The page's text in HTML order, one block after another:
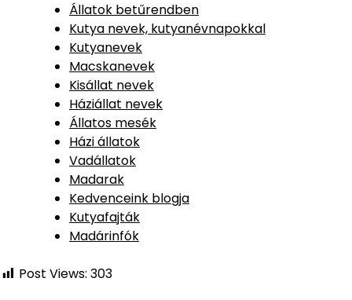
Állatok betűrendben
Kutya nevek, kutyanévnapokkal
Kutyanevek
Macskanevek
Kisállat nevek
Háziállat nevek
Állatos mesék
Házi állatok
Vadállatok
Madarak
Kedvenceink blogja
Kutyafajták
Madárinfók
Post Views: 303